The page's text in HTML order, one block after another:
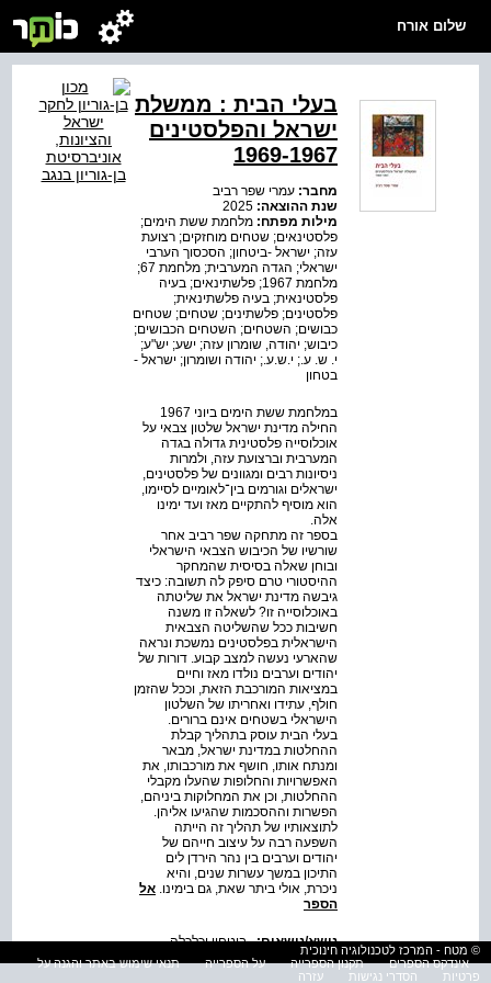
שלום אורח
בעלי הבית : ממשלת
ישראל והפלסטינים
1969-1967
מחבר: עמרי שפר רביב
שנת ההוצאה:
מילות מפתח: מלחמת ששת הימים;
פלסטינאים; שטחים מוחזקים; רצועת
עזה; ישראל -ביטחון; הסכסוך הערבי
ישראלי; הגדה המערבית; מלחמת 67;
מלחמת 1967; פלשתינאים; בעיה
פלסטינאית; בעיה פלשתינאית;
פלסטינים; פלשתינים; שטחים; שטחים
כבושים; השטחים; השטחים הכבושים;
כיבוש; יהודה, שומרון עזה; ישע; יש"ע;
י. ש. ע.; י.ש.ע.; יהודה ושומרון; ישראל -
בטחון
במלחמת ששת הימים ביוני 1967
החילה מדינת ישראל שלטון צבאי על
אוכלוסייה פלסטינית גדולה בגדה
המערבית וברצועת עזה, ולמרות
ניסיונות רבים ומגוונים של פלסטינים,
ישראלים וגורמים בין־לאומיים לסיימו,
הוא מוסיף להתקיים מאז ועד ימינו
אלה.
בספר זה מתחקה שפר רביב אחר
שורשיו של הכיבוש הצבאי הישראלי
ובוחן שאלה בסיסית שהמחקר
ההיסטורי טרם סיפק לה תשובה: כיצד
גיבשה מדינת ישראל את שליטתה
באוכלוסייה זו? לשאלה זו משנה
חשיבות ככל שהשליטה הצבאית
הישראלית בפלסטינים נמשכת ונראה
שהארעי נעשה למצב קבוע. דורות של
יהודים וערבים נולדו מאז וחיים
במציאות המורכבת הזאת, וככל שהזמן
חולף, עתידו ואחריתו של השלטון
הישראלי בשטחים אינם ברורים.
בעלי הבית עוסק בתהליך קבלת
ההחלטות במדינת ישראל, מבאר
ומנתח אותו, חושף את מורכבותו, את
האפשרויות והחלופות שהעלו מקבלי
ההחלטות, וכן את המחלוקות ביניהם,
הפשרות וההסכמות שהגיעו אליהן.
לתוצאותיו של תהליך זה הייתה
השפעה רבה על עיצוב חייהם של
יהודים וערבים בין נהר הירדן לים
התיכון במשך עשרות שנים, והיא
ניכרת, אולי ביתר שאת, גם בימינו. אל
הספר
נושא/נושאים:,ביטחון וכלכלה,
מלחמות ישראל© מטח - המרכז לטכנולוגיה חינוכית
אינדקס הספרים
תקנון הספרייה על הספרייה
תנאי שימוש באתר והגנה על
פרטיות
הסדרי נגישות עזרה